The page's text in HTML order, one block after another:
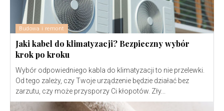
Budowa i remont
Jaki kabel do klimatyzacji? Bezpieczny wybór
krok po kroku
Wybór odpowiedniego kabla do klimatyzacji to nie przelewki.
Od tego zależy, czy Twoje urządzenie będzie działać bez
zarzutu, czy może przysporzy Ci kłopotów. Zły...